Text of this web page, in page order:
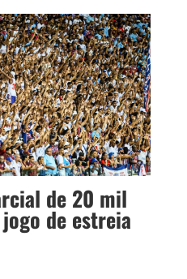
de 20 mil
de estreia